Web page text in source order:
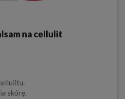
na cellulit
skórę.